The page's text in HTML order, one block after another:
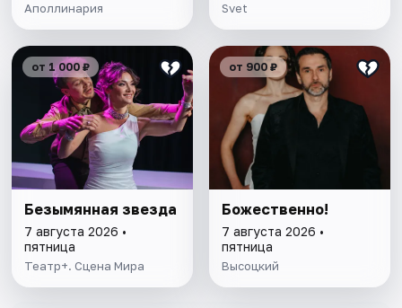
Аполлинария Svet
от 1 000 ₽
Безымянная звезда
7 августа 2026 •
пятница
Театр+. Сцена Мира
от 900 ₽
Божественно!
7 августа 2026 •
пятница
Высоцкий